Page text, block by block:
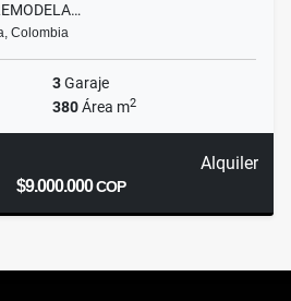
Colombia
3Garaje
380Área m2
Alquiler
$9.000.000COP